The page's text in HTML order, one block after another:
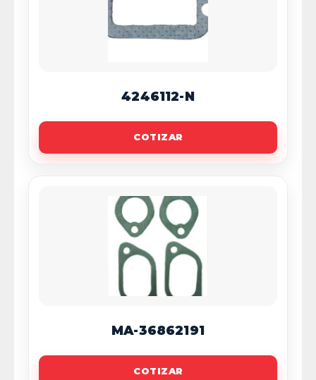
4246112-N
COTIZAR
MA-36862191
COTIZAR